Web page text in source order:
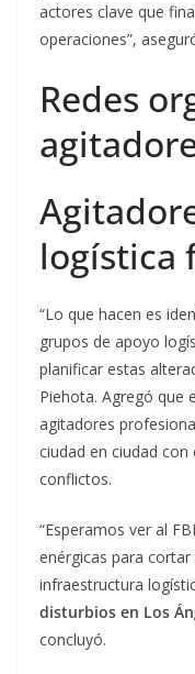
actores clave que
operaciones”,
Redes
logística
“Lo que hacen es
grupos de apoyo
planificar estas
Piehota. Agregó que
agitadores
ciudad en ciudad
conflictos.
“Esperamos ver al
enérgicas para
infraestructura
disturbios en Los
concluyó.